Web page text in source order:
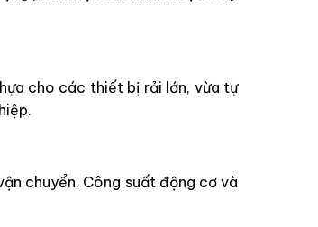
cho các thiết bị rải lớn, vừa tự
chuyển. Công suất động cơ và